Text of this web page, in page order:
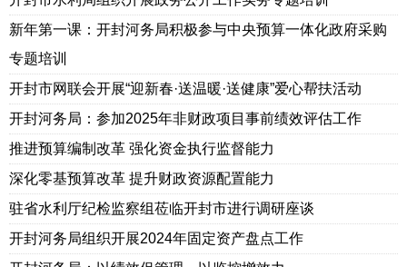
新年第一课：开封河务局积极参与中央预算一体化政府采购
专题培训
开封市网联会开展“迎新春·送温暖·送健康”爱心帮扶活动
开封河务局：参加2025年非财政项目事前绩效评估工作
推进预算编制改革 强化资金执行监督能力
深化零基预算改革 提升财政资源配置能力
驻省水利厅纪检监察组莅临开封市进行调研座谈
开封河务局组织开展2024年固定资产盘点工作